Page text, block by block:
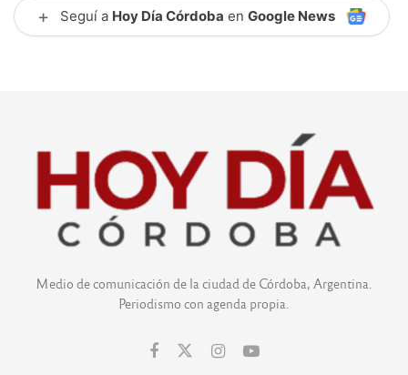
+ Seguí a Hoy Día Córdoba en Google News
Medio de comunicación de la ciudad de Córdoba, Argentina.
Periodismo con agenda propia.